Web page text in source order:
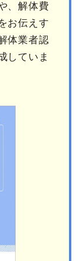
、解体費
お伝えす
体業者認
していま